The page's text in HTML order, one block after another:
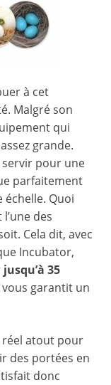
à cet
Malgré son
qui
grande.
servir pour une
parfaitement
Quoi
des
Cela dit, avec
Incubator,
jusqu’à 35
garantit un
réel atout pour
des portées en
donc